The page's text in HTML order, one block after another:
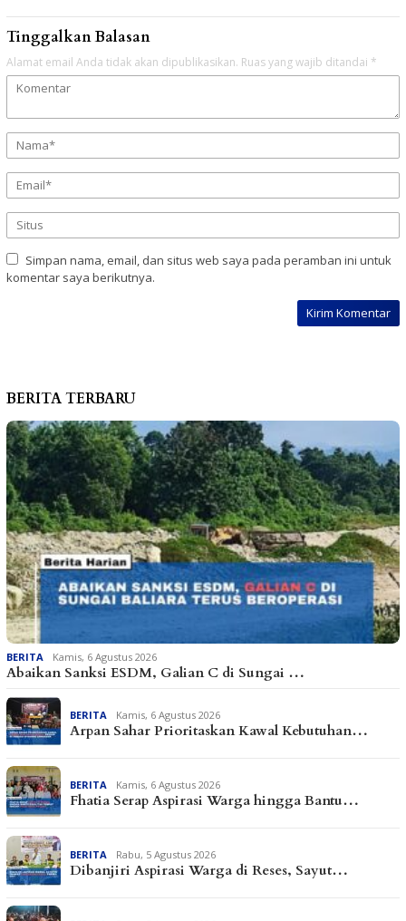
Tinggalkan Balasan
Alamat email Anda tidak akan dipublikasikan. Ruas yang wajib ditandai *
Simpan nama, email, dan situs web saya pada peramban ini untuk
komentar saya berikutnya.
BERITA TERBARU
BERITA Kamis, 6 Agustus 2026
Abaikan Sanksi ESDM, Galian C di Sungai …
BERITA Kamis, 6 Agustus 2026
Arpan Sahar Prioritaskan Kawal Kebutuhan…
BERITA Kamis, 6 Agustus 2026
Fhatia Serap Aspirasi Warga hingga Bantu…
BERITA Rabu, 5 Agustus 2026
Dibanjiri Aspirasi Warga di Reses, Sayut…